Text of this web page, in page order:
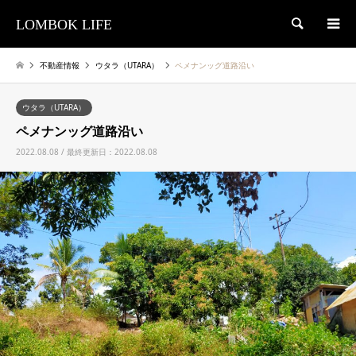
LOMBOK LIFE 検索
不動産情報 ウタラ（UTARA） ペメナンッグ道路沿い
ウタラ（UTARA）
ペメナンッグ道路沿い
2022.08.08 / 最終更新日：2022.08.08